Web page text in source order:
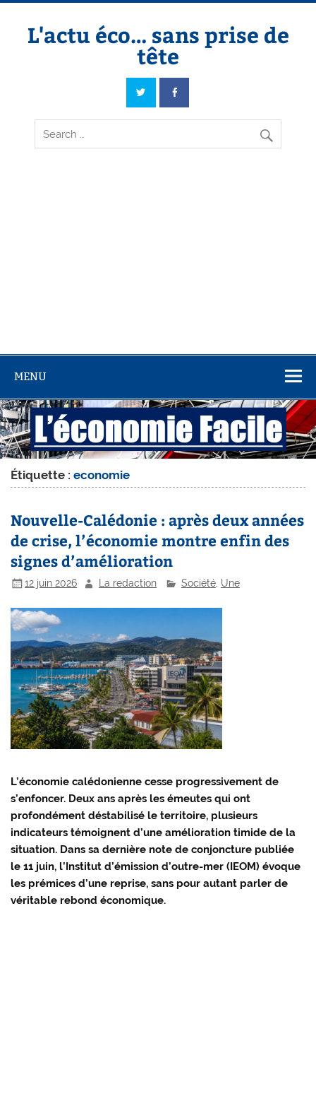
Skip
contentL'actu éco… sans prise de
tête
L'actu éco… sans prise de tête
MENU
Étiquette :economie
Nouvelle-Calédonie : après deux années
de crise, l’économie montre enfin des
signes d’amélioration
12 juin 2026 La redaction Société, Une
L’économie calédonienne cesse progressivement de
s’enfoncer. Deux ans après les émeutes qui ont
profondément déstabilisé le territoire, plusieurs
indicateurs témoignent d’une amélioration timide de la
situation. Dans sa dernière note de conjoncture publiée
le 11 juin, l’Institut d’émission d’outre-mer (IEOM) évoque
les prémices d’une reprise, sans pour autant parler de
véritable rebond économique.